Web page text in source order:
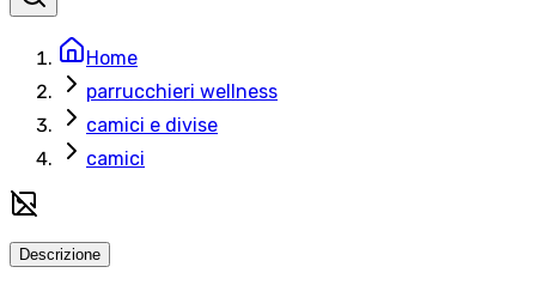
Home
parrucchieri wellness
camici e divise
camici
Descrizione